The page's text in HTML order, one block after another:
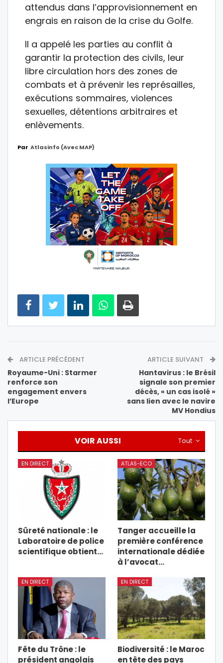
attendus dans l’approvisionnement en
engrais en raison de la crise du Golfe.
Il a appelé les parties au conflit à
garantir la protection des civils, leur
libre circulation hors des zones de
combats et à prévenir les représailles,
exécutions sommaires, violences
sexuelles, détentions arbitraires et
enlèvements.
Par Atlasinfo (avec MAP)
ARTICLE PRÉCÉDENT
Royaume-Uni : Starmer
renforce son
engagement envers
l’Europe
ARTICLE SUIVANT
Hantavirus : le Brésil
signale son premier
décès, « un cas isolé »
sans lien avec le navire
MV Hondius
Tout
VOIR AUSSI
EN DIRECT
Sûreté nationale : le
Laboratoire de police
scientifique obtient…
ATLAS-ECO
Tanger accueille la
première conférence
internationale dédiée
à l’avocat…
EN DIRECT
Fête du Trône : le
président angolais
EN DIRECT
Biodiversité : le Maroc
en tête des pays